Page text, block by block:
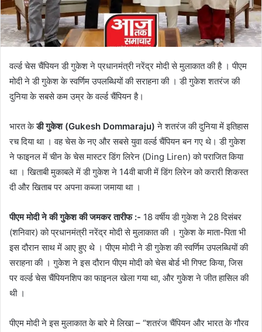
वर्ल्ड चेस चैंपियन डी गुकेश ने प्रधानमंत्री नरेंद्र मोदी से मुलाकात की है । पीएम
मोदी ने डी गुकेश के स्वर्णिम उपलब्धियों की सराहना की । डी गुकेश शतरंज की
दुनिया के सबसे कम उम्र के वर्ल्ड चैंपियन है।
भारत केडी गुकेश (Gukesh Dommaraju) ने शतरंज की दुनिया में इतिहास
रच दिया था । वह चेस के नए और सबसे युवा वर्ल्ड चैंपियन बन गए थे। डी गुकेश
ने फाइनल में चीन के चेस मास्टर डिंग लिरेन (Ding Liren) को पराजित किया
था । खिताबी मुकाबले में डी गुकेश ने 14वी बाजी में डिंग लिरेन को करारी शिकस्त
दी और खिताब पर अपना कब्जा जमाया था ।
पीएम मोदी ने की गुकेश की जमकर तारीफ :- 18 वर्षीय डी गुकेश ने 28 दिसंबर
(शनिवार) को प्रधानमंत्री नरेंद्र मोदी से मुलाकात की । गुकेश के माता-पिता भी
इस दौरान साथ में आए हुए थे । पीएम मोदी ने डी गुकेश की स्वर्णिम उपलब्धियों की
सराहना की । गुकेश ने इस दौरान पीएम मोदी को चेस बोर्ड भी गिफ्ट किया, जिस
पर वर्ल्ड चेस चैंपियनशिप का फाइनल खेला गया था, और गुकेश ने जीत हासिल की
थी ।
पीएम मोदी ने इस मुलाकात के बारे मे लिखा – “शतरंज चैंपियन और भारत के गौरव